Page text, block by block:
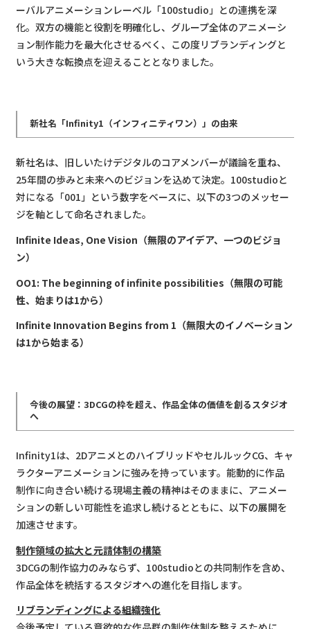
ーバルアニメーションレーベル「100studio」との連携を深
化。双方の機能と役割を明確化し、グループ全体のアニメーシ
ョン制作能力を最大化させるべく、この度リブランディングと
いう大きな転換点を迎えることとなりました。
新社名「Infinity1（インフィニティワン）」の由来
新社名は、旧しいたけデジタルのコアメンバーが議論を重ね、
25年間の歩みと未来へのビジョンを込めて決定。100studioと
対になる「001」という数字をベースに、以下の3つのメッセー
ジを軸として命名されました。
Infinite Ideas, One Vision（無限のアイデア、一つのビジョ
ン）
OO1: The beginning of infinite possibilities（無限の可能
性、始まりは1から）
Infinite Innovation Begins from 1（無限大のイノベーション
は1から始まる）
今後の展望：3DCGの枠を超え、作品全体の価値を創るスタジオ
へ
Infinity1は、2DアニメとのハイブリッドやセルルックCG、キャ
ラクターアニメーションに強みを持っています。能動的に作品
制作に向き合い続ける現場主義の精神はそのままに、アニメー
ションの新しい可能性を追求し続けるとともに、以下の展開を
加速させます。
制作領域の拡大と元請体制の構築
3DCGの制作協力のみならず、100studioとの共同制作を含め、
作品全体を統括するスタジオへの進化を目指します。
リブランディングによる組織強化